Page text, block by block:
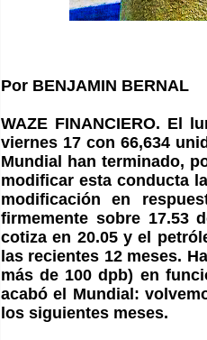
Por BENJAMIN BERNAL
WAZE FINANCIERO. El
viernes 17 con 66,634
Mundial han terminado,
modificar esta conducta
modificación en
firmemente sobre 17.53
cotiza en 20.05 y el
las recientes 12 meses.
más de 100 dpb) en
acabó el Mundial:
los siguientes meses.